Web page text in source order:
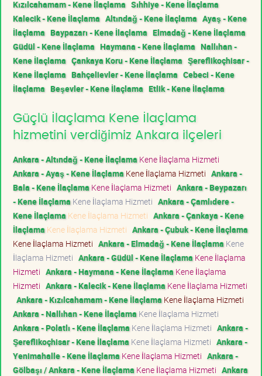
Kızılcahamam - Kene İlaçlama Sıhhiye - Kene İlaçlama
Kalecik - Kene İlaçlama Altındağ - Kene İlaçlama Ayaş - Kene
İlaçlama Baypazarı - Kene İlaçlama Elmadağ - Kene İlaçlama
Güdül - Kene İlaçlama Haymana - Kene İlaçlama Nallıhan -
Kene İlaçlama Çankaya Koru - Kene İlaçlama Şereflikoçhisar -
Kene İlaçlama Bahçelievler - Kene İlaçlama Cebeci - Kene
İlaçlama Beşevler - Kene İlaçlama Etlik - Kene İlaçlama
Güçlü İlaçlama Kene İlaçlama
hizmetini verdiğimiz Ankara ilçeleri
Ankara - Altındağ - Kene İlaçlama Kene İlaçlama Hizmeti
Ankara - Ayaş - Kene İlaçlama Kene İlaçlama Hizmeti Ankara -
Bala - Kene İlaçlama Kene İlaçlama Hizmeti Ankara - Beypazarı
- Kene İlaçlama Kene İlaçlama Hizmeti Ankara - Çamlıdere -
Kene İlaçlama Kene İlaçlama Hizmeti Ankara - Çankaya - Kene
İlaçlama Kene İlaçlama Hizmeti Ankara - Çubuk - Kene İlaçlama
Kene İlaçlama Hizmeti Ankara - Elmadağ - Kene İlaçlama Kene
İlaçlama Hizmeti Ankara - Güdül - Kene İlaçlama Kene İlaçlama
Hizmeti Ankara - Haymana - Kene İlaçlama Kene İlaçlama
Hizmeti Ankara - Kalecik - Kene İlaçlama Kene İlaçlama Hizmeti
Ankara - Kızılcahamam - Kene İlaçlama Kene İlaçlama Hizmeti
Ankara - Nallıhan - Kene İlaçlama Kene İlaçlama Hizmeti
Ankara - Polatlı - Kene İlaçlama Kene İlaçlama Hizmeti Ankara -
Şereflikoçhisar - Kene İlaçlama Kene İlaçlama Hizmeti Ankara -
Yenimahalle - Kene İlaçlama Kene İlaçlama Hizmeti Ankara -
Gölbaşı / Ankara - Kene İlaçlama Kene İlaçlama Hizmeti Ankara